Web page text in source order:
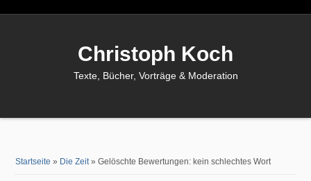
Christoph Koch
Texte, Bücher, Vorträge & Moderation
Startseite » Die Zeit»Gelöschte Bewertungen: kein schlechtes Wort